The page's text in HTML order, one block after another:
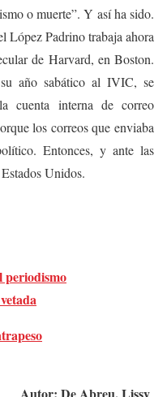
o muerte”. Y así ha sido.
López Padrino trabaja ahora
de Harvard, en Boston.
año sabático al IVIC, se
cuenta interna de correo
los correos que enviaba
Entonces, y ante las
Unidos.
periodismo